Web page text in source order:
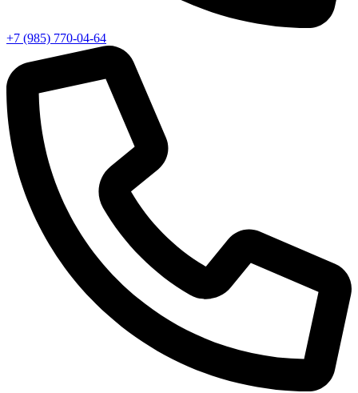
+7 (985) 770-04-64